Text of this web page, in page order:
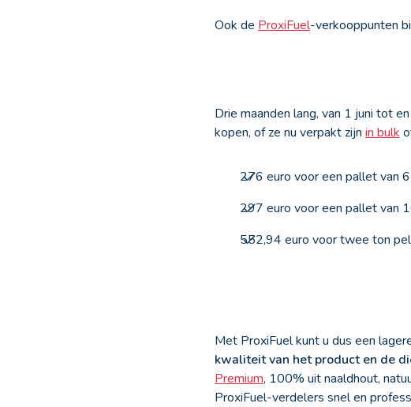
Ook de ProxiFuel-verkooppunten
Drie maanden lang, van 1 juni tot
kopen, of ze nu verpakt zijn in bulk
276 euro voor een pallet van
297 euro voor een pallet van
552,94 euro voor twee ton
Met ProxiFuel kunt u dus een
kwaliteit van het product en de
Premium, 100% uit naaldhout,
ProxiFuel-verdelers snel en